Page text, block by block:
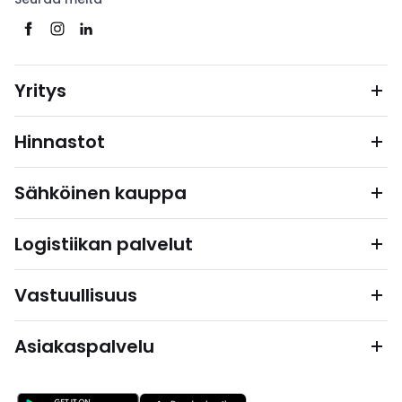
Yritys
Hinnastot
Sähköinen kauppa
Logistiikan palvelut
Vastuullisuus
Asiakaspalvelu